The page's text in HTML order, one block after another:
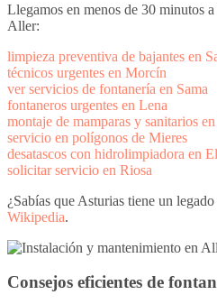
Llegamos en menos de 30 minutos
Aller:
limpieza preventiva de bajantes en
técnicos urgentes en Morcín
ver servicios de fontanería en Sama
fontaneros urgentes en Lena
montaje de mamparas y sanitarios
servicio en polígonos de Mieres
desatascos con hidrolimpiadora en
solicitar servicio en Riosa
¿Sabías que Asturias tiene un
Wikipedia.
Consejos eficientes de